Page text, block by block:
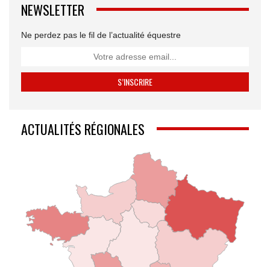
NEWSLETTER
Ne perdez pas le fil de l’actualité équestre
ACTUALITÉS RÉGIONALES